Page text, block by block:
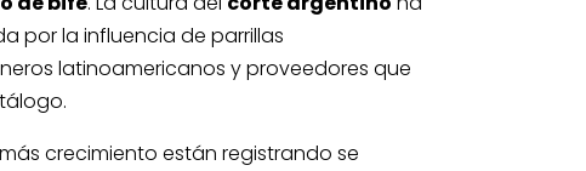
por la influencia de parrillas
latinoamericanos y proveedores que
crecimiento están registrando se